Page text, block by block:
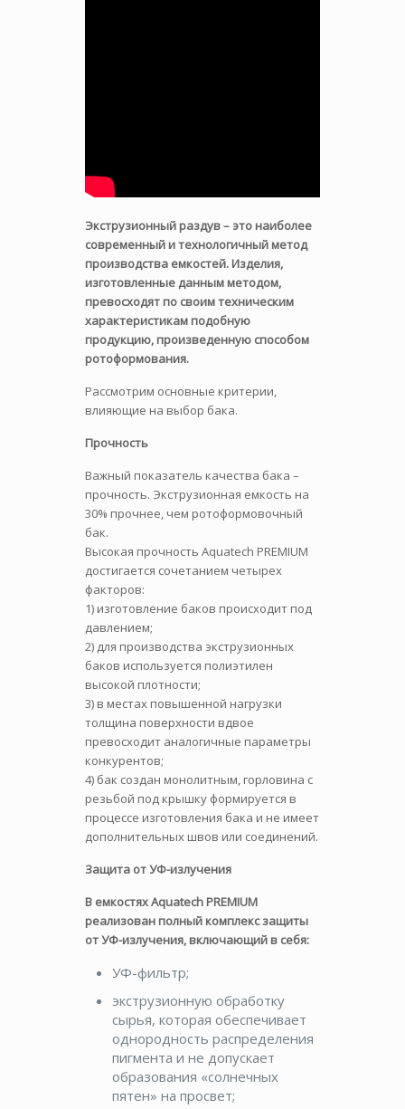
Экструзионный раздув – это наиболее
современный и технологичный метод
производства емкостей. Изделия,
изготовленные данным методом,
превосходят по своим техническим
характеристикам подобную
продукцию, произведенную способом
ротоформования.
Рассмотрим основные критерии,
влияющие на выбор бака.
Прочность
Важный показатель качества бака –
прочность. Экструзионная емкость на
30% прочнее, чем ротоформовочный
бак.
Высокая прочность Aquatech PREMIUM
достигается сочетанием четырех
факторов:
1) изготовление баков происходит под
давлением;
2) для производства экструзионных
баков используется полиэтилен
высокой плотности;
3) в местах повышенной нагрузки
толщина поверхности вдвое
превосходит аналогичные параметры
конкурентов;
4) бак создан монолитным, горловина с
резьбой под крышку формируется в
процессе изготовления бака и не имеет
дополнительных швов или соединений.
Защита от УФ-излучения
В емкостях Aquatech PREMIUM
реализован полный комплекс защиты
от УФ-излучения, включающий в себя:
УФ-фильтр;
экструзионную обработку
сырья, которая обеспечивает
однородность распределения
пигмента и не допускает
образования «солнечных
пятен» на просвет;